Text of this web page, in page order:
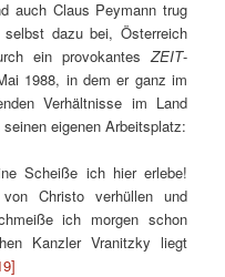
auch Claus Peymann trug
selbst dazu bei, Österreich
ein provokantesZEIT-
1988, in dem er ganz im
Verhältnisse im Land
eigenen Arbeitsplatz:
Scheiße ich hier erlebe!
Christo verhüllen und
ich morgen schon
Kanzler Vranitzky liegt